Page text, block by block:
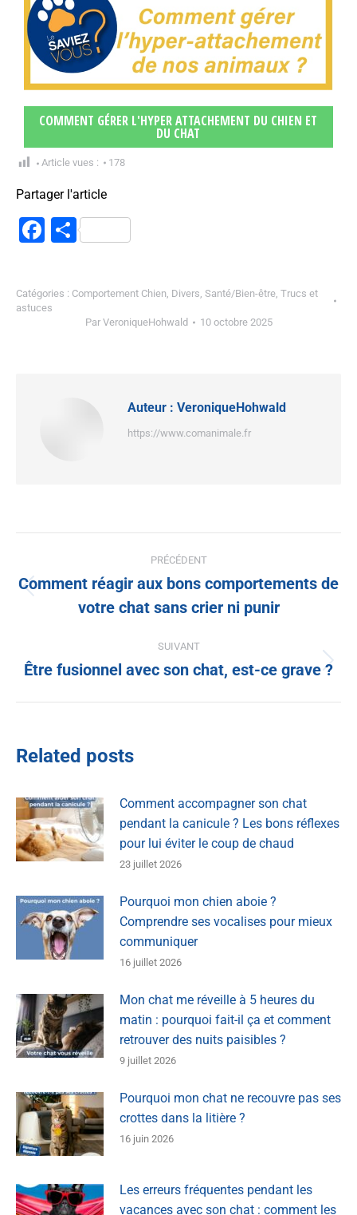
COMMENT GÉRER L'HYPER ATTACHEMENT DU CHIEN ET
DU CHAT
Article vues : 178
Partager l'article
Facebook
Partager
Catégories : Comportement Chien Divers Santé/Bien-être Trucs et
astuces
Par VeroniqueHohwald 10 octobre 2025
Auteur : VeroniqueHohwald
https://www.comanimale.fr
PRÉCÉDENT
Comment réagir aux bons comportements de
votre chat sans crier ni punir
SUIVANT
Être fusionnel avec son chat, est-ce grave ?
Related posts
Comment accompagner son chat
pendant la canicule ? Les bons réflexes
pour lui éviter le coup de chaud
23 juillet 2026
Pourquoi mon chien aboie ?
Comprendre ses vocalises pour mieux
communiquer
16 juillet 2026
Mon chat me réveille à 5 heures du
matin : pourquoi fait-il ça et comment
retrouver des nuits paisibles ?
9 juillet 2026
Pourquoi mon chat ne recouvre pas ses
crottes dans la litière ?
16 juin 2026
Les erreurs fréquentes pendant les
vacances avec son chat : comment les